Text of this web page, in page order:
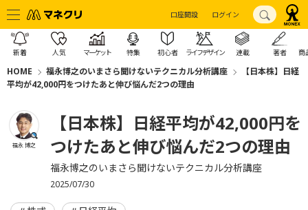
口座開設 ログイン
新着 人気 マーケット 特集 初心者 ライフデザイン 連載 著者 商
HOME 福永博之のいまさら聞けないテクニカル分析講座
【日本株】日経
平均が42,000円をつけたあと伸び悩んだ2つの理由
福永 博之
【日本株】日経平均が42,000円を
つけたあと伸び悩んだ2つの理由
福永博之のいまさら聞けないテクニカル分析講座
2025/07/30